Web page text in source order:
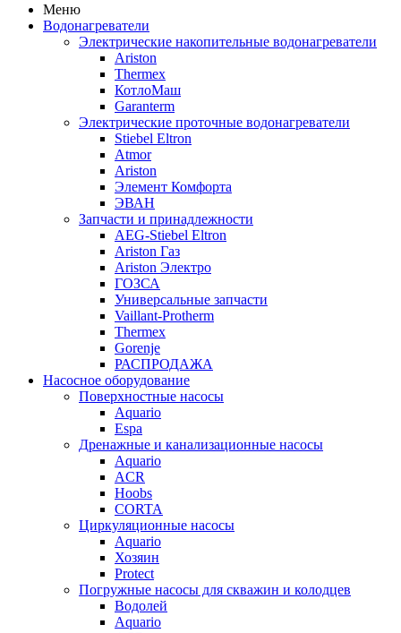
Меню
Водонагреватели
Электрические накопительные водонагреватели
Ariston
Thermex
КотлоМаш
Garanterm
Электрические проточные водонагреватели
Stiebel Eltron
Atmor
Ariston
Элемент Комфорта
ЭВАН
Запчасти и принадлежности
AEG-Stiebel Eltron
Ariston Газ
Ariston Электро
ГОЗСА
Универсальные запчасти
Vaillant-Protherm
Thermex
Gorenje
РАСПРОДАЖА
Насосное оборудование
Поверхностные насосы
Aquario
Espa
Дренажные и канализационные насосы
Aquario
ACR
Hoobs
CORTA
Циркуляционные насосы
Aquario
Хозяин
Protect
Погружные насосы для скважин и колодцев
Водолей
Aquario